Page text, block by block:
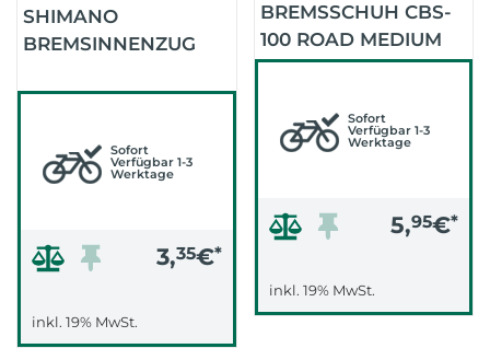
SHIMANO
BREMSINNENZUG
Sofort
Verfügbar 1-3
Werktage
3,35€*
inkl. 19% MwSt.
BREMSSCHUH CBS-
100 ROAD MEDIUM
SCHWARZ
Sofort
Verfügbar 1-3
Werktage
5,95€*
inkl. 19% MwSt.